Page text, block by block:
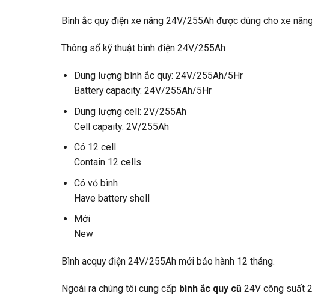
Bình ắc quy điện xe nâng 24V/255Ah được dùng cho xe
Thông số kỹ thuật bình điện 24V/255Ah
Dung lượng bình ắc quy: 24V/255Ah/5Hr
Battery capacity: 24V/255Ah/5Hr
Dung lượng cell: 2V/255Ah
Cell capaity: 2V/255Ah
Có 12 cell
Contain 12 cells
Có vỏ bình
Have battery shell
Mới
New
Bình acquy điện 24V/255Ah mới bảo hành 12 tháng.
Ngoài ra chúng tôi cung cấp bình ắc quy cũ 24V công suất